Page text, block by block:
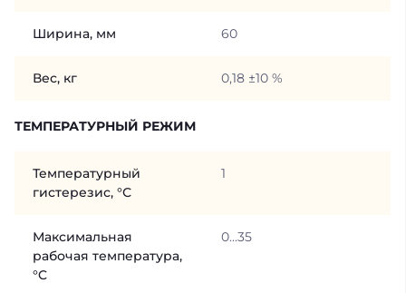
Ширина, мм 60
Вес, кг 0,18 ±10 %
ТЕМПЕРАТУРНЫЙ РЕЖИМ
Температурный
гистерезис, °С
1
Максимальная
рабочая температура,
°C
0...35